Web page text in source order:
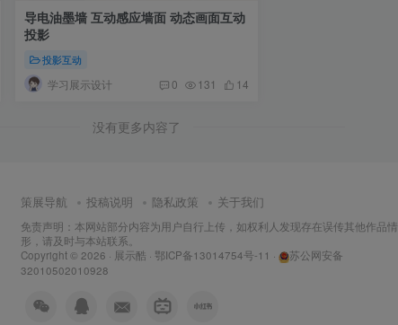
导电油墨墙 互动感应墙面 动态画面互动
投影
投影互动
学习展示设计 0 131 14
没有更多内容了
策展导航 投稿说明 隐私政策 关于我们
免责声明：本网站部分内容为用户自行上传，如权利人发现存在误传其他作品情
形，请及时与本站联系。
Copyright © 2026 · 展示酷 · 鄂ICP备13014754号-11 ·
苏公网安备
32010502010928